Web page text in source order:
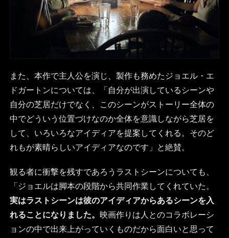
また、本作で主人公を演じ、製作も務めたジョエル・エ
ドガートンについては、「自分が出演しているシーンや
自分の芝居だけでなく、このシーンがストーリー全体の
中でどういう位置づけなのか全体を意識しながら芝居を
して、いろいろなアイディアを提案してくれる。そのど
れもが素晴らしいアイディアなのです」と絶賛。
観る者に衝撃を残すであろうラストシーンについても、
「ジョエルは脚本の段階から共同作業してくれていた。
実はラストシーンは彼のアイディアからあるシーンを入
れることになりました。 映画作りは人とのコラボレーシ
ョンの中で出来上がっていくものだから面白いと思って